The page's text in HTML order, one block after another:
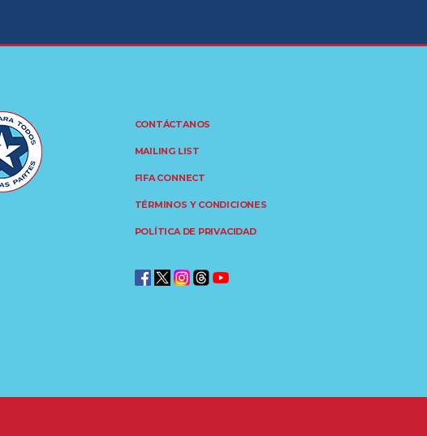
CONTÁCTANOS
MAILING LIST
FIFA CONNECT
TÉRMINOS Y CONDICIONES
POLÍTICA DE PRIVACIDAD